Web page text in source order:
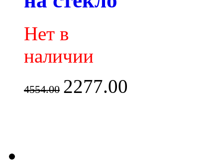
Нет в
наличии
4554.00 2277.00